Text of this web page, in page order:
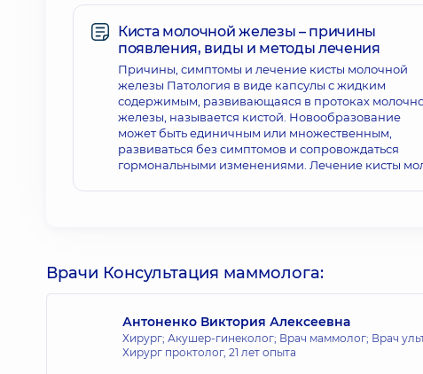
Киста молочной железы – причины
появления, виды и методы лечения
Причины, симптомы и лечение кисты молочной
железы Патология в виде капсулы с жидким
содержимым, развивающаяся в протоках
железы, называется кистой. Новообразование
может быть единичным или множественным,
развиваться без симптомов и сопровождаться
гормональными изменениями. Лечение кисты
Врачи Консультация маммолога:
Антоненко Виктория Алексеевна
Хирург; Акушер-гинеколог; Врач маммолог; Врач
Хирург проктолог, 21 лет опыта